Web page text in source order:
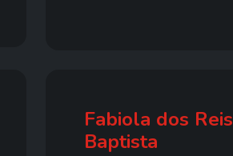
Fabiola dos Reis
Baptista